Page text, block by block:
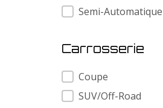
Semi-Automatique
Carrosserie
Carrosserie
Coupe
SUV/Off-Road